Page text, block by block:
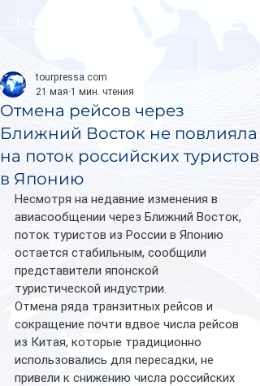
Отмена рейсов через
Ближний Восток не повлияла
на поток российских туристов
в Японию
tourpressa.com
21 мая 1 мин. чтения
Несмотря на недавние изменения в
авиасообщении через Ближний Восток,
поток туристов из России в Японию
остается стабильным, сообщили
представители японской
туристической индустрии.
Отмена ряда транзитных рейсов и
сокращение почти вдвое числа рейсов
из Китая, которые традиционно
использовались для пересадки, не
привели к снижению числа российских